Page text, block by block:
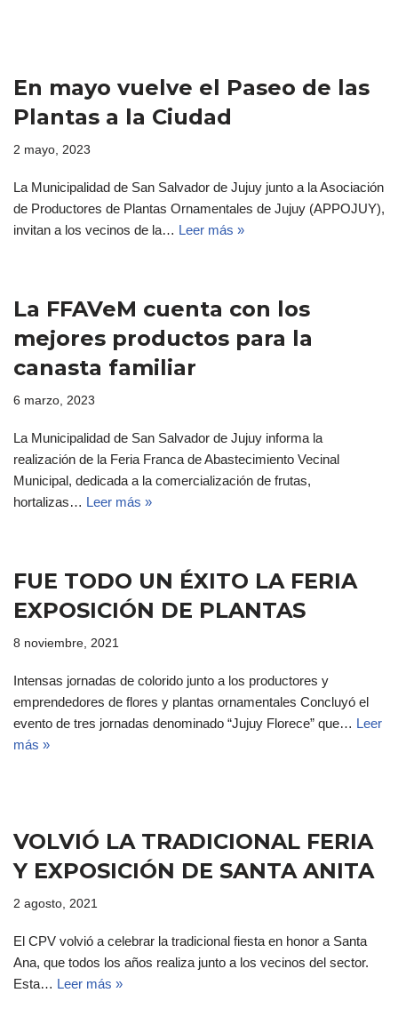
En mayo vuelve el Paseo de las
Plantas a la Ciudad
2 mayo, 2023
La Municipalidad de San Salvador de Jujuy junto a la Asociación
de Productores de Plantas Ornamentales de Jujuy (APPOJUY),
invitan a los vecinos de la… Leer más »
La FFAVeM cuenta con los
mejores productos para la
canasta familiar
6 marzo, 2023
La Municipalidad de San Salvador de Jujuy informa la
realización de la Feria Franca de Abastecimiento Vecinal
Municipal, dedicada a la comercialización de frutas,
hortalizas… Leer más »
FUE TODO UN ÉXITO LA FERIA
EXPOSICIÓN DE PLANTAS
8 noviembre, 2021
Intensas jornadas de colorido junto a los productores y
emprendedores de flores y plantas ornamentales Concluyó el
evento de tres jornadas denominado “Jujuy Florece” que… Leer
más »
VOLVIÓ LA TRADICIONAL FERIA
Y EXPOSICIÓN DE SANTA ANITA
2 agosto, 2021
El CPV volvió a celebrar la tradicional fiesta en honor a Santa
Ana, que todos los años realiza junto a los vecinos del sector.
Esta… Leer más »